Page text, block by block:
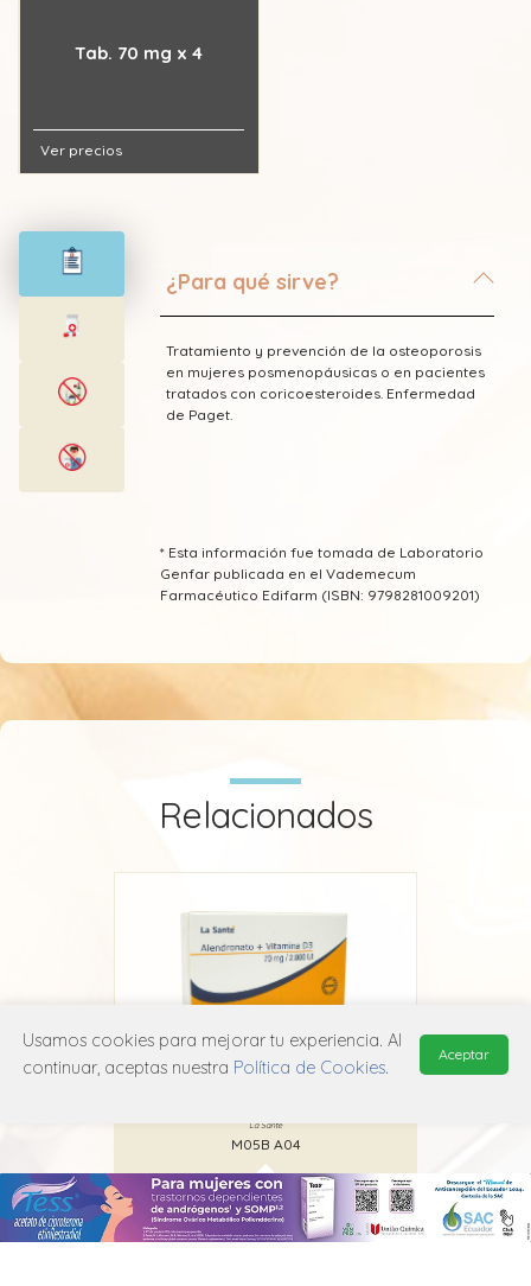
Tab. 70 mg x 4
Ver precios
¿Para qué sirve?
Tratamiento y prevención de la osteoporosis
en mujeres posmenopáusicas o en pacientes
tratados con coricoesteroides. Enfermedad
de Paget.
* Esta información fue tomada de Laboratorio
Genfar publicada en el Vademecum
Farmacéutico Edifarm (ISBN: 9798281009201)
Relacionados
La Santé
M05B A04
Usamos cookies para mejorar tu experiencia. Al
continuar, aceptas nuestra Política de Cookies.
Aceptar